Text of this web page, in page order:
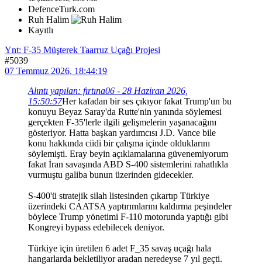
DefenceTurk.com
Ruh Halim
Kayıtlı
Ynt: F-35 Müşterek Taarruz Uçağı Projesi
#5039
07 Temmuz 2026, 18:44:19
Alıntı yapılan: fırtına06 - 28 Haziran 2026,
15:50:57Her kafadan bir ses çıkıyor fakat Trump'un bu
konuyu Beyaz Saray'da Rutte'nin yanında söylemesi
gerçekten F-35'lerle ilgili gelişmelerin yaşanacağını
gösteriyor. Hatta başkan yardımcısı J.D. Vance bile
konu hakkında ciidi bir çalışma içinde olduklarını
söylemişti. Eray beyin açıklamalarına güvenemiyorum
fakat İran savaşında ABD S-400 sistemlerini rahatlıkla
vurmuştu galiba bunun üzerinden gidecekler.
S-400'ü stratejik silah listesinden çıkartıp Türkiye
üzerindeki CAATSA yaptırımlarını kaldırma peşindeler
böylece Trump yönetimi F-110 motorunda yaptığı gibi
Kongreyi bypass edebilecek deniyor.
Türkiye için üretilen 6 adet F_35 savaş uçağı hala
hangarlarda bekletiliyor aradan neredeyse 7 yıl geçti.